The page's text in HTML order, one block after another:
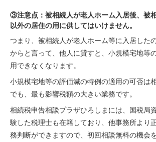
③注意点：被相続人が老人ホーム入居後、被
以外の居住の用に供してはいけません。
つまり、被相続人が老人ホーム等に入居した
からと言って、他人に貸すと、小規模宅地等
用できなくなります。
小規模宅地等の評価減の特例の適用の可否は
でも、最も影響税額の大きい業務です。
相続税申告相談プラザひろしま には、国税局
験した税理士も在籍しており、他事務所より
務判断ができますので、初回相談無料の機会